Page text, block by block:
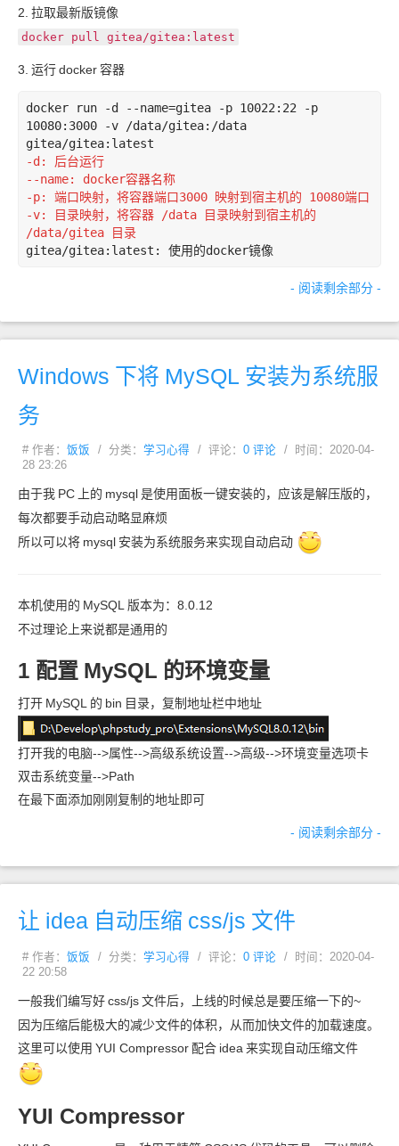
2. 拉取最新版镜像
docker pull gitea/gitea:latest
3. 运行docker容器
docker run -d --name=gitea -p 10022:22 -p
10080:3000 -v /data/gitea:/data
-d: 后台运行
--name: docker容器名称
-p: 端口映射，将容器端口3000 映射到宿主机的 10080端口
-v: 目录映射，将容器 /data 目录映射到宿主机的
/data/gitea 目录
gitea/gitea:latest: 使用的docker镜像
- 阅读剩余部分 -
Windows 下将 MySQL 安装为系统服
务
# 作者： 饭饭 / 分类： 学习心得 / 评论： 0 评论
/ 时间：2020-04-
28 23:26
由于我 PC 上的 mysql是使用面板一键安装的，应该是解压版的，
每次都要手动启动略显麻烦
所以可以将 mysql 安装为系统服务来实现自动启动
本机使用的 MySQL 版本为：8.0.12
不过理论上来说都是通用的
1 配置 MySQL 的环境变量
打开 MySQL 的 bin 目录，复制地址栏中地址
打开我的电脑-->属性-->高级系统设置-->高级-->环境变量选项卡
双击系统变量-->Path
在最下面添加刚刚复制的地址即可
- 阅读剩余部分 -
让 idea 自动压缩 css/js 文件
# 作者： 饭饭 / 分类： 学习心得 / 评论： 0 评论
/ 时间：2020-04-
22 20:58
一般我们编写好css/js文件后，上线的时候总是要压缩一下的~
因为压缩后能极大的减少文件的体积，从而加快文件的加载速度。
这里可以使用 YUI Compressor配合 idea来实现自动压缩文件
YUI Compressor